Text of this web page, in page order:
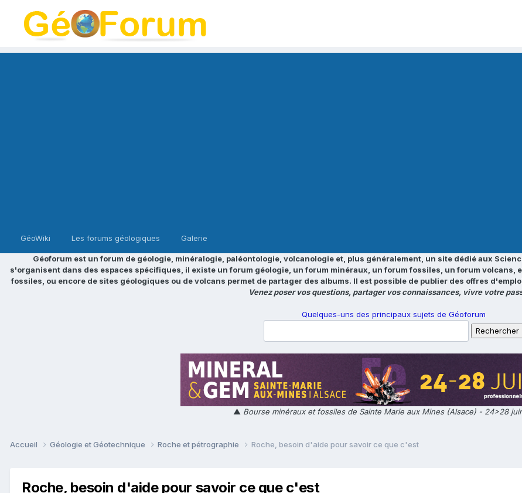
GéoWiki Les forums géologiques Galerie
Géoforum est un forum de géologie, minéralogie, paléontologie, volcanologie et, plus généralement, un site dédié aux
s'organisent dans des espaces spécifiques, il existe un forum géologie, un forum minéraux, un forum fossiles, un forum volcans,
fossiles, ou encore de sites géologiques ou de volcans permet de partager des albums. Il est possible de publier des offres
Venez poser vos questions, partager vos connaissances, vivre votre
Quelques-uns des principaux sujets de Géoforum
▲ Bourse minéraux et fossiles de Sainte Marie aux Mines (Alsace) - 24>28
Accueil Géologie et Géotechnique Roche et pétrographie Roche, besoin d'aide pour savoir ce que c'est
Roche, besoin d'aide pour savoir ce que c'est